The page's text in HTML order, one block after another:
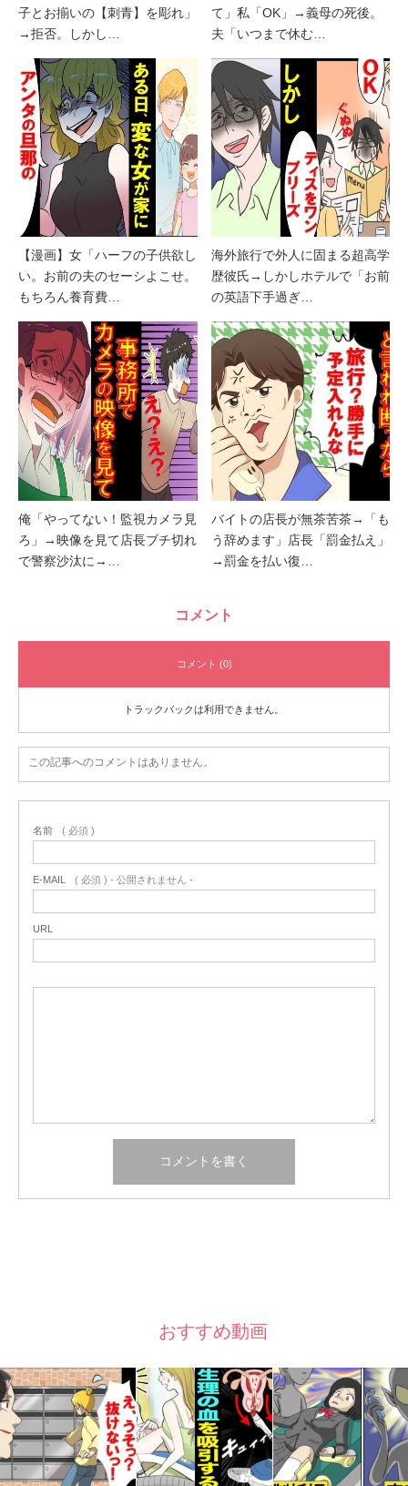
子とお揃いの【刺青】を彫れ」
→拒否。しかし…
て」私「OK」→義母の死後。
夫「いつまで休む…
【漫画】女「ハーフの子供欲し
い。お前の夫のセーシよこせ。
もちろん養育費…
海外旅行で外人に固まる超高学
歴彼氏→しかしホテルで「お前
の英語下手過ぎ…
俺「やってない！監視カメラ見
ろ」→映像を見て店長ブチ切れ
で警察沙汰に→…
バイトの店長が無茶苦茶→「も
う辞めます」店長「罰金払え」
→罰金を払い復…
コメント
コメント (0)
トラックバックは利用できません。
この記事へのコメントはありません。
名前 ( 必須 )
E-MAIL ( 必須 ) - 公開されません -
URL
おすすめ動画